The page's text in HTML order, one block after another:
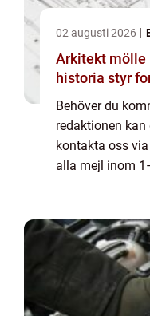
02 augusti 2026
Arkitekt mölle när hav, ljus och
historia styr
Behöver du
redaktionen
kontakta oss
alla mejl inom